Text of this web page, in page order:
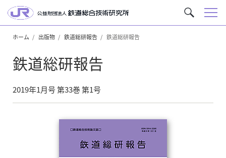
サ
イ
メ
ホーム 出版物 鉄道総研報告 鉄道総研報告
鉄道総研報告
2019年1月号 第33巻 第1号